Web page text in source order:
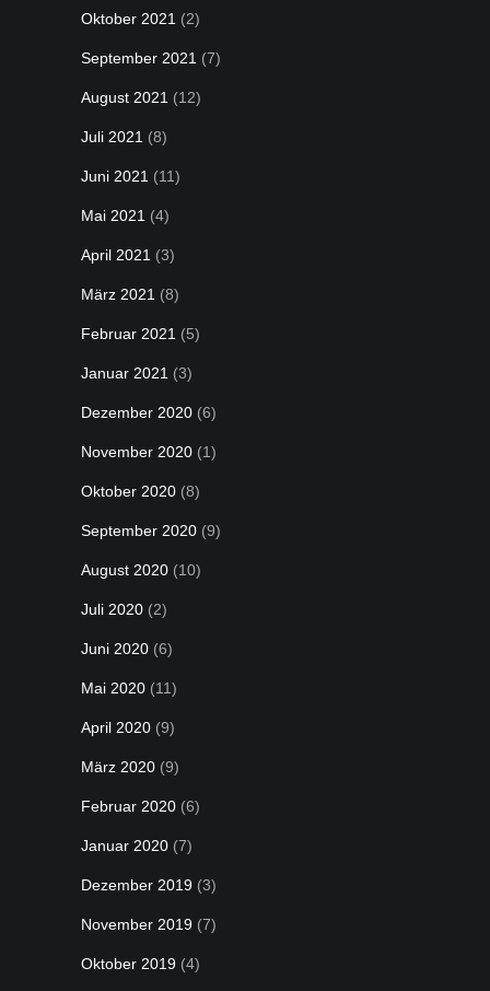
Oktober 2021 (2)
September 2021 (7)
August 2021 (12)
Juli 2021 (8)
Juni 2021 (11)
Mai 2021 (4)
April 2021 (3)
März 2021 (8)
Februar 2021 (5)
Januar 2021 (3)
Dezember 2020 (6)
November 2020 (1)
Oktober 2020 (8)
September 2020 (9)
August 2020 (10)
Juli 2020 (2)
Juni 2020 (6)
Mai 2020 (11)
April 2020 (9)
März 2020 (9)
Februar 2020 (6)
Januar 2020 (7)
Dezember 2019 (3)
November 2019 (7)
Oktober 2019 (4)